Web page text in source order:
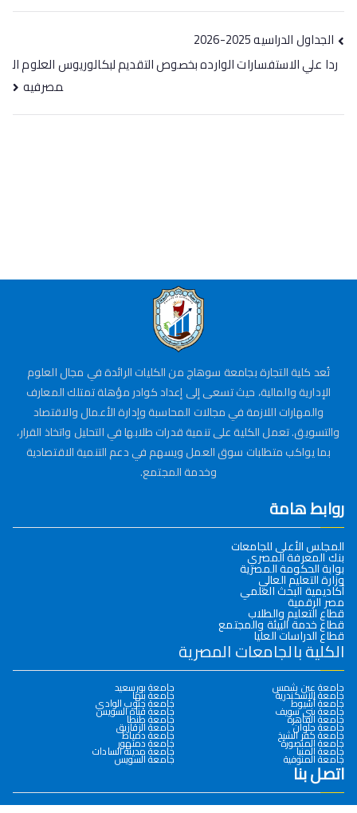
الجداول الدراسيه 2025-2026
ردا علي الاستفسارات الوارده بخصوص التقديم لبكالوريوس العلوم ال
مصرفيه
تُعد كلية التجارة بجامعة سوهاج من الكليات الرائدة في مجال العلوم
الإدارية والمالية، حيث تسعى إلى إعداد كوادر مؤهلة تمتلك المعارف
والمهارات اللازمة في مجالات المحاسبة وإدارة الأعمال والاقتصاد
والتسويق. تعمل الكلية على تنمية قدرات طلابها في التحليل واتخاذ القرار،
بما يواكب متطلبات سوق العمل ويسهم في دعم التنمية الاقتصادية
وخدمة المجتمع.
روابط هامة
المجلس الأعلى للجامعات
بنك المعرفة المصري
بوابة الحكومة المصرية
وزارة التعليم العالي
أكاديمية البحث العلمي
مصر الرقمية
قطاع التعليم والطلاب
قطاع خدمة البيئة والمجتمع
قطاع الدراسات العليا
الكلية بالجامعات المصرية
جامعة عين شمس
جامعة الإسكندرية
جامعة أسيوط
جامعة بني سويف
جامعة القاهرة
جامعة حلوان
جامعة كفر الشيخ
جامعة المنصورة
جامعة المنيا
جامعة المنوفية
جامعة بورسعيد
جامعة بنها
جامعة جنوب الوادي
جامعة قناة السويس
جامعة طنطا
جامعة الزقازيق
جامعة دمياط
جامعة دمنهور
جامعة مدينة السادات
جامعة السويس اتصل بنا